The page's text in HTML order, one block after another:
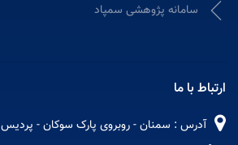
سامانه پژوهشی سمپاد
ارتباط با ما
آدرس : سمنان - روبروی پارک سوکان - پردیس 1 - دانشکده شیمی